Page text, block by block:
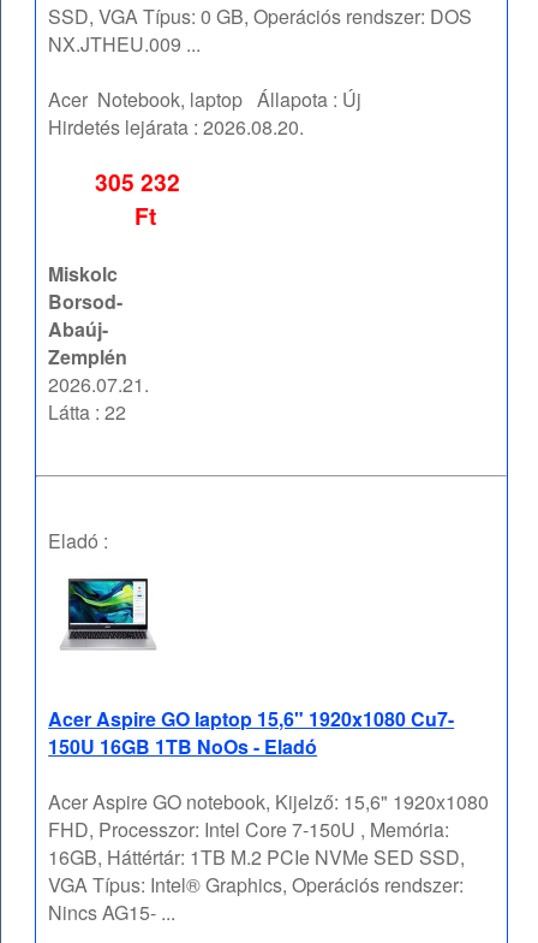
SSD, VGA Típus: 0 GB, Operációs rendszer: DOS
NX.JTHEU.009 ...
Acer Notebook, laptop Állapota : Új
Hirdetés lejárata :2026.08.20.
305 232
Ft
Miskolc
Borsod-
Abaúj-
Zemplén
2026.07.21.
Látta : 22
Eladó :
Acer Aspire GO laptop 15,6" 1920x1080 Cu7-
150U 16GB 1TB NoOs - Eladó
Acer Aspire GO notebook, Kijelző: 15,6" 1920x1080
FHD, Processzor: Intel Core 7-150U , Memória:
16GB, Háttértár: 1TB M.2 PCIe NVMe SED SSD,
VGA Típus: Intel® Graphics, Operációs rendszer:
Nincs AG15- ...